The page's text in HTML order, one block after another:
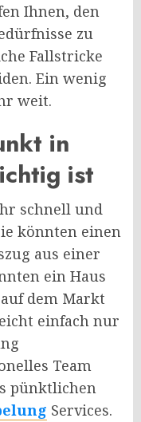
Ihnen, den
zu
Fallstricke
Ein wenig
weit.
in
ist
schnell und
könnten einen
aus einer
ein Haus
dem Markt
einfach nur
Team
pünktlichen
Services.